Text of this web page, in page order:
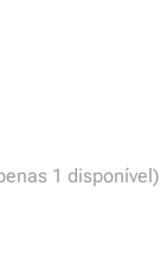
1 disponível)